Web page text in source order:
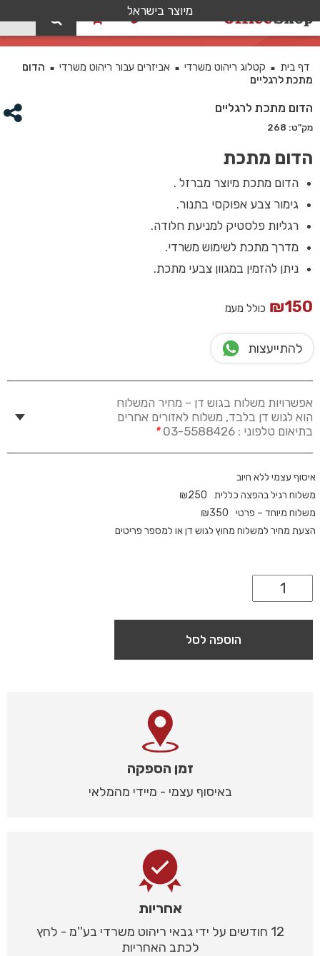
מיוצר בישראל
הדום מתכת לרגליים
דף בית ■ קטלוג ריהוט משרדי ■ אביזרים עבור ריהוט משרדי ■
הדום
מתכת לרגליים
הדום מתכת לרגליים
מק"ט: 268
הדום מתכת
הדום מתכת מיוצר מברזל .
גימור צבע אפוקסי בתנור.
רגליות פלסטיק למניעת חלודה.
מדרך מתכת לשימוש משרדי.
ניתן להזמין במגוון צבעי מתכת.
₪150 כולל מעמ
להתייעצות
אפשרויות משלוח בגוש דן – מחיר המשלוח
הוא לגוש דן בלבד, משלוח לאזורים אחרים
בתיאום טלפוני : 03-5588426
*
איסוף עצמי ללא חיוב
משלוח רגיל בהפצה כללית
₪250
משלוח מיוחד – פרטי
₪350
הצעת מחיר למשלוח מחוץ לגוש דן או למספר פריטים
הוספה לסל
זמן הספקה
באיסוף עצמי - מיידי מהמלאי
אחריות
12 חודשים על ידי גבאי ריהוט משרדי בע''מ - לחץ
לכתב האחריות